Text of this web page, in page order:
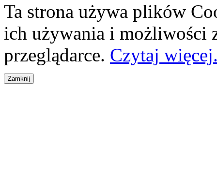
Ta strona używa plików
ich używania i możliwości
przeglądarce. Czytaj